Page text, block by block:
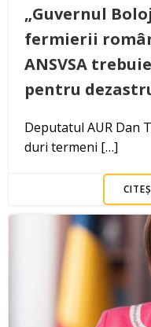
„Guvernul
fermierii
ANSVSA
pentru
Deputatul AUR Dan
duri termeni […]